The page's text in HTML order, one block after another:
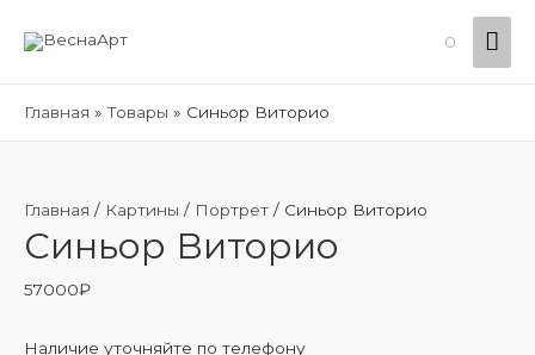
0
Главная Товары Синьор Виторио
Главная / Картины / Портрет / Синьор Виторио
Синьор Виторио
57000₽
Наличие уточняйте по телефону